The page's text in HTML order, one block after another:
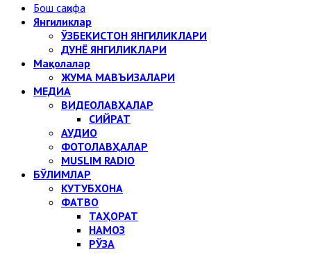
Бош саҳифа
Янгиликлар
ЎЗБЕКИСТОН ЯНГИЛИКЛАРИ
ДУНЁ ЯНГИЛИКЛАРИ
Мақолалар
ЖУМА МАВЪИЗАЛАРИ
МЕДИА
ВИДЕОЛАВҲАЛАР
СИЙРАТ
АУДИО
ФОТОЛАВҲАЛАР
MUSLIM RADIO
БЎЛИМЛАР
КУТУБХОНА
ФАТВО
ТАҲОРАТ
НАМОЗ
РЎЗА